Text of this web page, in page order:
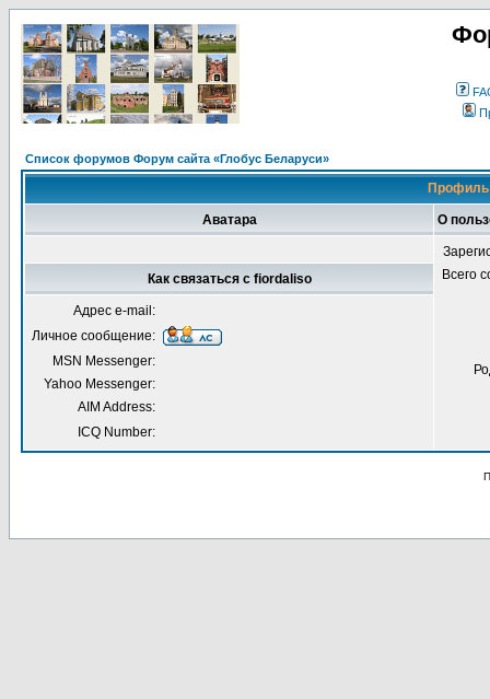
Список форумов Форум сайта «Глобус Беларуси»
Профиль
Аватара О
Всего
Как связаться с fiordaliso
Адрес e-mail:
Личное сообщение:
MSN Messenger:
Yahoo Messenger:
AIM Address:
ICQ Number: